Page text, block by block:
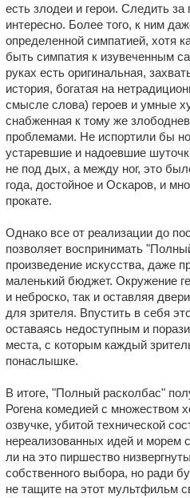
есть злодеи и герои. Следить
интересно. Более того, к ним
определенной симпатией, хотя
быть симпатия к изувеченным
руках есть оригинальная,
история, богатая на
смысле слова) героев и умные
снабженная к тому же
проблемами. Не испортили бы
устаревшие и надоевшие
не под дых, а между ног, это
года, достойное и Оскаров, и
прокате.
Однако все от реализации до
позволяет воспринимать
произведение искусства, даже
маленький бюджет. Окружение
и неброско, так и оставляя
для зрителя. Впустить в себя
оставаясь недоступным и
места, с которым каждый
понаслышке.
В итоге, "Полный расколбас"
Рогена комедией с множеством
озвучке, убитой технической
нереализованных идей и морем
ли на это пиршество
собственного выбора, но ради
не тащите на этот мультфильм